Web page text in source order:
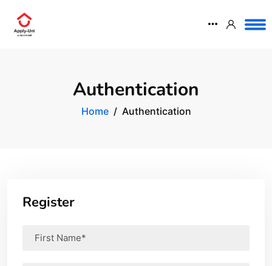
Authentication
Home Authentication
Register